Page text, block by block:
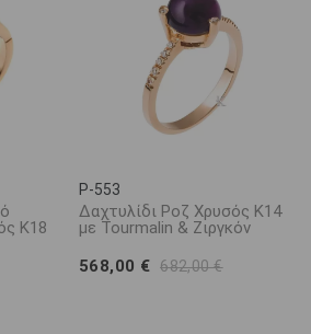
Κ18
P-553
Δαχτυλίδι Ροζ Χρυσός Κ14
με Tourmalin & Ζιργκόν
568,00 € 682,00 €